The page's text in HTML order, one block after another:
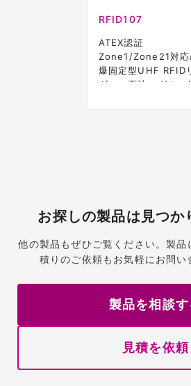
RFID107
ATEX認証
Zone1/Zone21対応
爆固定型UHF RFID
ダー。石油・ガス・
お探しの製品は見つか
他の製品もぜひご覧ください。製品
積りのご依頼もお気軽にお問い
製品を相談す
見積を依頼